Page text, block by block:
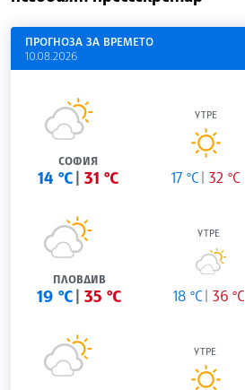
ПРОГНОЗА ЗА ВРЕМЕТО
10.08.2026
СОФИЯ
14 °C 31 °C
УТРЕ
17 °C 32 °C
ПЛОВДИВ
19 °C 35 °C
УТРЕ
18 °C 36 °C
УТРЕ